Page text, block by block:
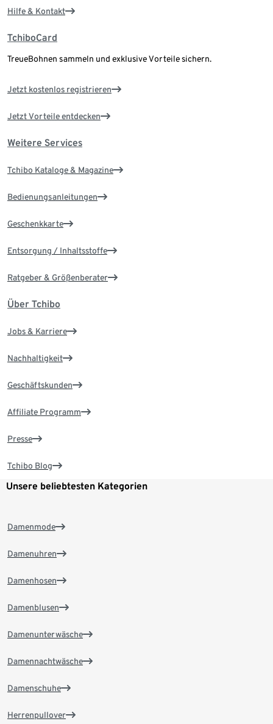
Hilfe & Kontakt
TchiboCard
TreueBohnen sammeln und exklusive Vorteile sichern.
Jetzt kostenlos registrieren
Jetzt Vorteile entdecken
Weitere Services
Tchibo Kataloge & Magazine
Bedienungsanleitungen
Geschenkkarte
Entsorgung / Inhaltsstoffe
Ratgeber & Größenberater
Über Tchibo
Jobs & Karriere
Nachhaltigkeit
Geschäftskunden
Affiliate Programm
Presse
Tchibo Blog
Unsere beliebtesten Kategorien
Damenmode
Damenuhren
Damenhosen
Damenblusen
Damenunterwäsche
Damennachtwäsche
Damenschuhe
Herrenpullover